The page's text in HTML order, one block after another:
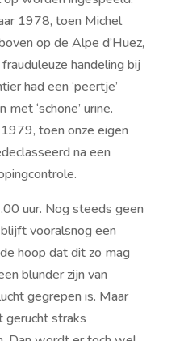
1978, toen Michel
op de Alpe d’Huez,
handeling bij
had een ‘peertje’
‘schone’ urine.
toen onze eigen
na een
uur. Nog steeds geen
vooralsnog een
hoop dat dit zo mag
blunder zijn van
gegrepen is. Maar
straks